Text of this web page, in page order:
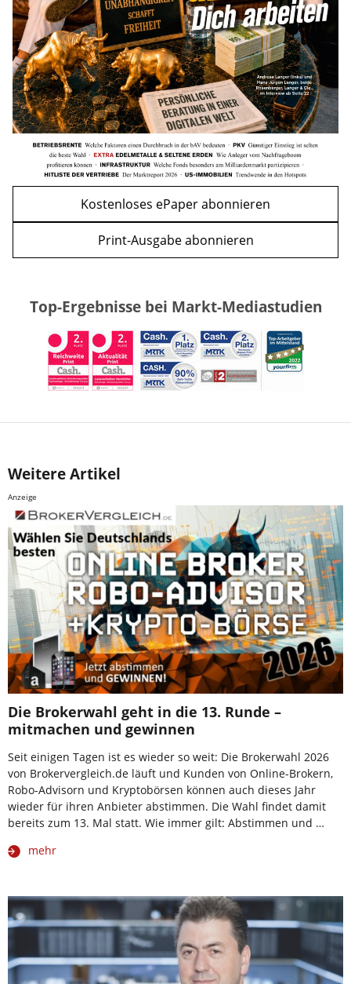
WEITERE ARTIKEL
zurückweiter
Kostenloses ePaper abonnieren
Print-Ausgabe abonnieren
Top-Ergebnisse bei Markt-Mediastudien
Weitere Artikel
Anzeige
Die Brokerwahl geht in die 13. Runde –
mitmachen und gewinnen
Seit einigen Tagen ist es wieder so weit: Die Brokerwahl 2026
von Brokervergleich.de läuft und Kunden von Online-Brokern,
Robo-Advisorn und Kryptobörsen können auch dieses Jahr
wieder für ihren Anbieter abstimmen. Die Wahl findet damit
bereits zum 13. Mal statt. Wie immer gilt: Abstimmen und …
mehr